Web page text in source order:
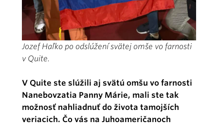
Jozef Haľko po odslúžení svätej omše vo farnosti
v Quite.
V Quite ste slúžili aj svätú omšu vo farnosti
Nanebovzatia Panny Márie, mali ste tak
možnosť nahliadnuť do života tamojších
veriacich. Čo vás na Juhoameričanoch